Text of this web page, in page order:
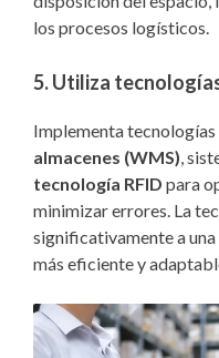
los procesos logísticos.
5. Utiliza
Implementa tecnologías
almacenes (WMS),
tecnología RFID para
minimizar errores. La
significativamente a
más eficiente y